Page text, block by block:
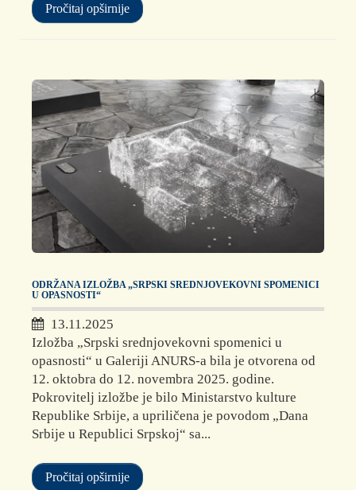
Pročitaj opširnije
ODRŽANA IZLOŽBA „SRPSKI SREDNJOVEKOVNI SPOMENICI
U OPASNOSTI“
13.11.2025
Izložba „Srpski srednjovekovni spomenici u
opasnosti“ u Galeriji ANURS-a bila je otvorena od
12. oktobra do 12. novembra 2025. godine.
Pokrovitelj izložbe je bilo Ministarstvo kulture
Republike Srbije, a upriličena je povodom „Dana
Srbije u Republici Srpskoj“ sa...
Pročitaj opširnije